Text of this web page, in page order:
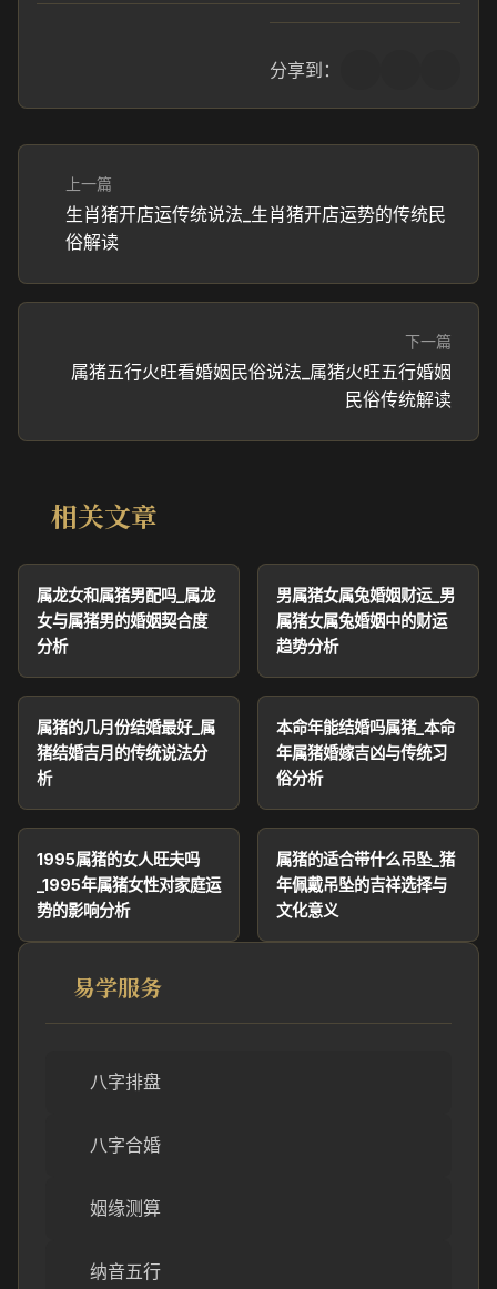
分享到：
上一篇
生肖猪开店运传统说法_生肖猪开店运势的传统民
俗解读
下一篇
属猪五行火旺看婚姻民俗说法_属猪火旺五行婚姻
民俗传统解读
相关文章
属龙女和属猪男配吗_属龙
女与属猪男的婚姻契合度
分析
男属猪女属兔婚姻财运_男
属猪女属兔婚姻中的财运
趋势分析
属猪的几月份结婚最好_属
猪结婚吉月的传统说法分
析
本命年能结婚吗属猪_本命
年属猪婚嫁吉凶与传统习
俗分析
1995属猪的女人旺夫吗
_1995年属猪女性对家庭运
势的影响分析
属猪的适合带什么吊坠_猪
年佩戴吊坠的吉祥选择与
文化意义
易学服务
八字排盘
八字合婚
姻缘测算
纳音五行